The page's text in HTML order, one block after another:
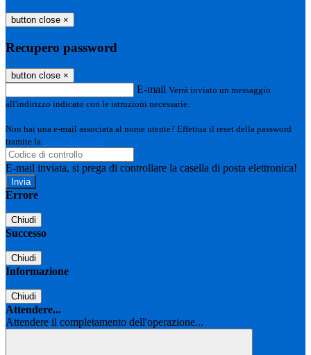
button close ×
Recupero password
button close ×
E-mail Verrà inviato un messaggio
all'indirizzo indicato con le istruzioni necessarie.
Non hai una e-mail associata al nome utente? Effettua il reset della password
tramite la Login Spaggiari
E-mail inviata, si prega di controllare la casella di posta elettronica!
Errore
Chiudi
Successo
Chiudi
Informazione
Chiudi
Attendere...
Attendere il completamento dell'operazione...